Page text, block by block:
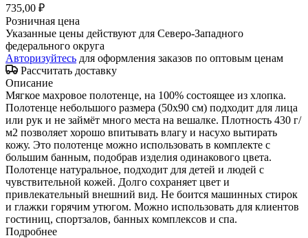
735,00 ₽
Розничная цена
Указанные цены действуют для Северо-Западного
федерального округа
Авторизуйтесь для оформления заказов по оптовым ценам
Рассчитать доставку
Описание
Мягкое махровое полотенце, на 100% состоящее из хлопка.
Полотенце небольшого размера (50х90 см) подходит для лица
или рук и не займёт много места на вешалке. Плотность 430 г/
м2 позволяет хорошо впитывать влагу и насухо вытирать
кожу. Это полотенце можно использовать в комплекте с
большим банным, подобрав изделия одинакового цвета.
Полотенце натуральное, подходит для детей и людей с
чувствительной кожей. Долго сохраняет цвет и
привлекательный внешний вид. Не боится машинных стирок
и глажки горячим утюгом. Можно использовать для клиентов
гостиниц, спортзалов, банных комплексов и спа.
Подробнее